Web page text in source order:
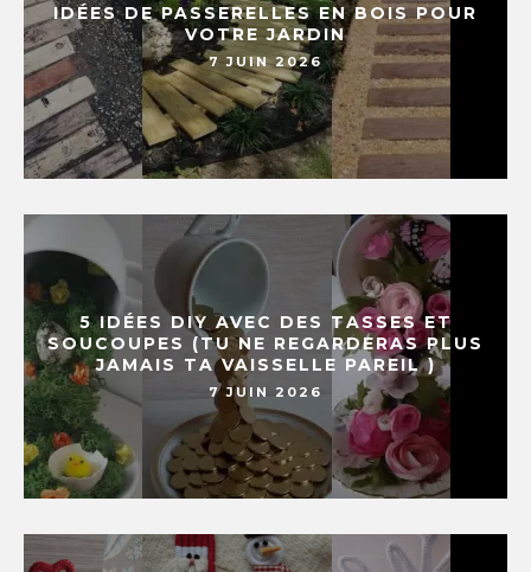
IDÉES DE PASSERELLES EN BOIS POUR
VOTRE JARDIN
7 JUIN 2026
5 IDÉES DIY AVEC DES TASSES ET
SOUCOUPES (TU NE REGARDERAS PLUS
JAMAIS TA VAISSELLE PAREIL )
7 JUIN 2026